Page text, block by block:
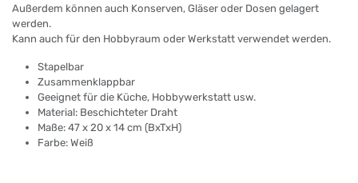
Außerdem können auch Konserven, Gläser oder Dosen gelagert
werden.
Kann auch für den Hobbyraum oder Werkstatt verwendet werden.
Stapelbar
Zusammenklappbar
Geeignet für die Küche, Hobbywerkstatt usw.
Material: Beschichteter Draht
Maße: 47 x 20 x 14 cm (BxTxH)
Farbe: Weiß